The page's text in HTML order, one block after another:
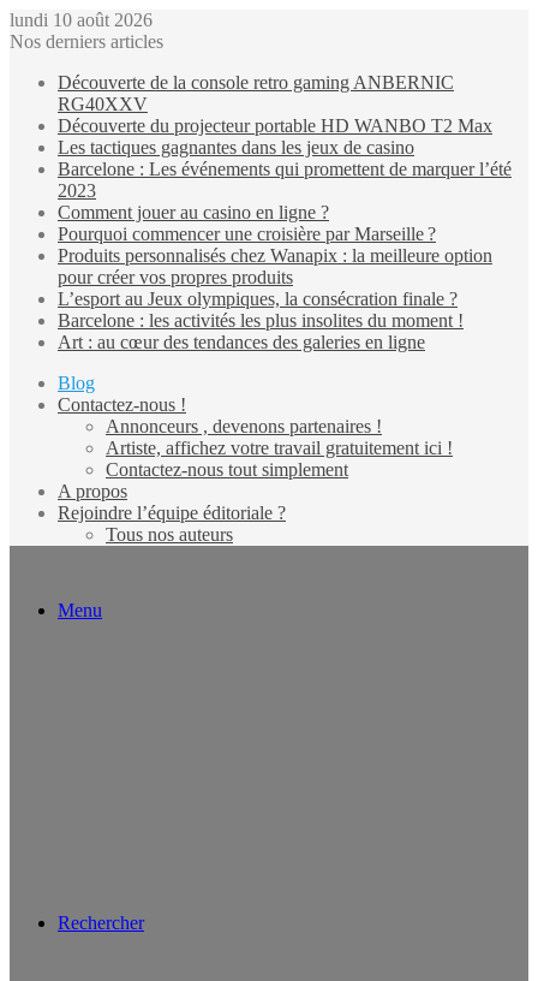
lundi 10 août 2026
Nos derniers articles
Découverte de la console retro gaming ANBERNIC
RG40XXV
Découverte du projecteur portable HD WANBO T2 Max
Les tactiques gagnantes dans les jeux de casino
Barcelone : Les événements qui promettent de marquer l’été
2023
Comment jouer au casino en ligne ?
Pourquoi commencer une croisière par Marseille ?
Produits personnalisés chez Wanapix : la meilleure option
pour créer vos propres produits
L’esport au Jeux olympiques, la consécration finale ?
Barcelone : les activités les plus insolites du moment !
Art : au cœur des tendances des galeries en ligne
Blog
Contactez-nous !
Annonceurs , devenons partenaires !
Artiste, affichez votre travail gratuitement ici !
Contactez-nous tout simplement
A propos
Rejoindre l’équipe éditoriale ?
Tous nos auteurs
Menu
Rechercher